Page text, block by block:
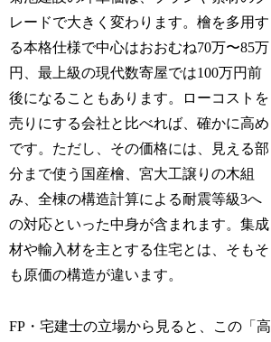
レードで大きく変わります。檜を多用す
る本格仕様で中心はおおむね70万〜85万
円、最上級の現代数寄屋では100万円前
後になることもあります。ローコストを
売りにする会社と比べれば、確かに高め
です。ただし、その価格には、見える部
分まで使う国産檜、宮大工譲りの木組
み、全棟の構造計算による耐震等級3へ
の対応といった中身が含まれます。集成
材や輸入材を主とする住宅とは、そもそ
も原価の構造が違います。
FP・宅建士の立場から見ると、この「高